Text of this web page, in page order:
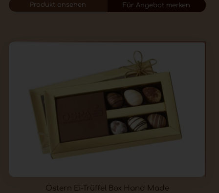
Produkt ansehen Für Angebot merken
Ostern Ei-Trüffel Box Hand Made